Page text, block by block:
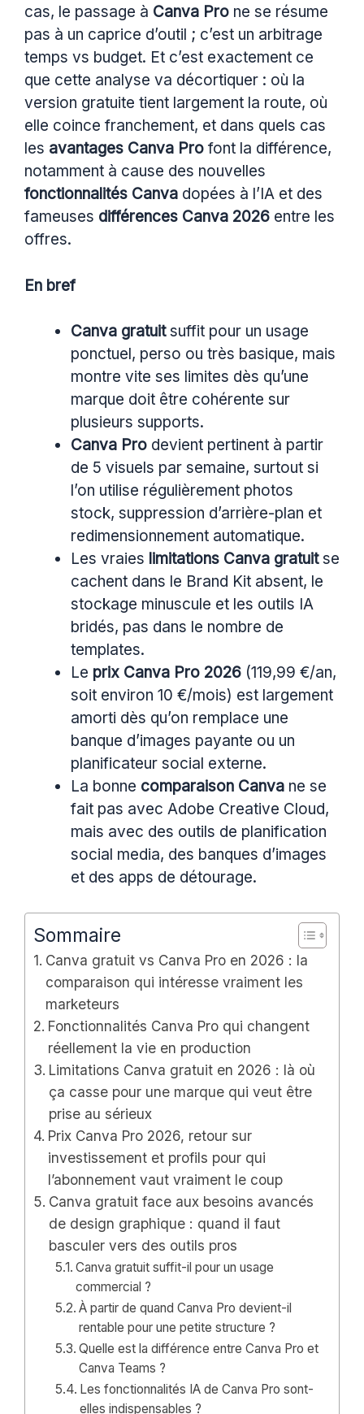
cas, le passage à Canva Pro ne se résume
pas à un caprice d’outil ; c’est un arbitrage
temps vs budget. Et c’est exactement ce
que cette analyse va décortiquer : où la
version gratuite tient largement la route, où
elle coince franchement, et dans quels cas
les avantages Canva Pro font la différence,
notamment à cause des nouvelles
fonctionnalités Canva dopées à l’IA et des
fameuses différences Canva 2026 entre les
offres.
En bref
Canva gratuitsuffit pour un usage
ponctuel, perso ou très basique, mais
montre vite ses limites dès qu’une
marque doit être cohérente sur
plusieurs supports.
Canva Pro devient pertinent à partir
de 5 visuels par semaine, surtout si
l’on utilise régulièrement photos
stock, suppression d’arrière-plan et
redimensionnement automatique.
Les vraies limitations Canva gratuitse
cachent dans le Brand Kit absent, le
stockage minuscule et les outils IA
bridés, pas dans le nombre de
templates.
Le prix Canva Pro 2026 (119,99 €/an,
soit environ 10 €/mois) est largement
amorti dès qu’on remplace une
banque d’images payante ou un
planificateur social externe.
La bonne comparaison Canva ne se
fait pas avec Adobe Creative Cloud,
mais avec des outils de planification
social media, des banques d’images
et des apps de détourage.
Sommaire
Canva gratuit vs Canva Pro en 2026 : la
comparaison qui intéresse vraiment les
marketeurs
Fonctionnalités Canva Pro qui changent
réellement la vie en production
Limitations Canva gratuit en 2026 : là où
ça casse pour une marque qui veut être
prise au sérieux
Prix Canva Pro 2026, retour sur
investissement et profils pour qui
l’abonnement vaut vraiment le coup
Canva gratuit face aux besoins avancés
de design graphique : quand il faut
basculer vers des outils pros
Canva gratuit suffit-il pour un usage
commercial ?
À partir de quand Canva Pro devient-il
rentable pour une petite structure ?
Quelle est la différence entre Canva Pro et
Canva Teams ?
Les fonctionnalités IA de Canva Pro sont-
elles indispensables ?